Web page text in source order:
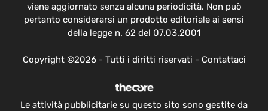
viene aggiornato senza alcuna periodicità. Non può
pertanto considerarsi un prodotto editoriale ai sensi
della legge n. 62 del 07.03.2001
Copyright ©2026 - Tutti i diritti riservati - Contattaci
Le attività pubblicitarie su questo sito sono gestite da